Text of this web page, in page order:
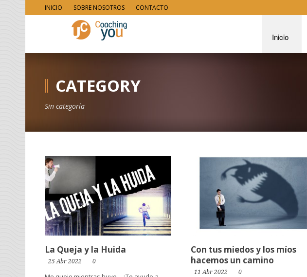
INICIO SOBRE NOSOTROS CONTACTO
Inicio
CATEGORY
Sin categoría
La Queja y la Huida
25 Abr 2022 0
Con tus miedos y los míos
hacemos un camino
11 Abr 2022 0